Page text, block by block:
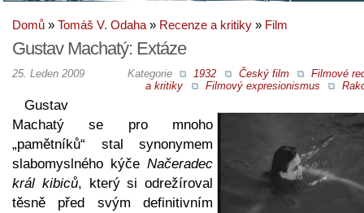
Domů » Tomáš V. Odaha » Recenze a kritiky » Film
Gustav Machatý: Extáze
Kategorie 1932 Český film
Filmové
a kritiky
Filmový expresionismus
25. Leden 2009
Gustav
Machatý se pro mnoho
„pamětníků“ stal synonymem
slabomyslného kýče Načeradec
král kibiců, který si odrežíroval
těsně před svým definitivním